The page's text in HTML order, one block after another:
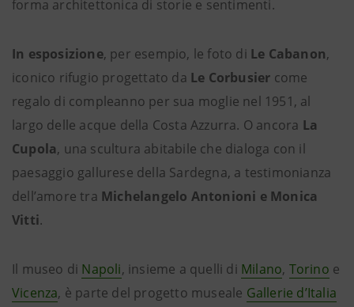
forma architettonica di storie e sentimenti.
In esposizione, per esempio, le foto di Le Cabanon,
iconico rifugio progettato da Le Corbusier come
regalo di compleanno per sua moglie nel 1951, al
largo delle acque della Costa Azzurra. O ancora La
Cupola, una scultura abitabile che dialoga con il
paesaggio gallurese della Sardegna, a testimonianza
dell’amore tra Michelangelo Antonioni e Monica
Vitti.
Il museo di Napoli, insieme a quelli di Milano, Torino e
Vicenza, è parte del progetto museale Gallerie d’Italia